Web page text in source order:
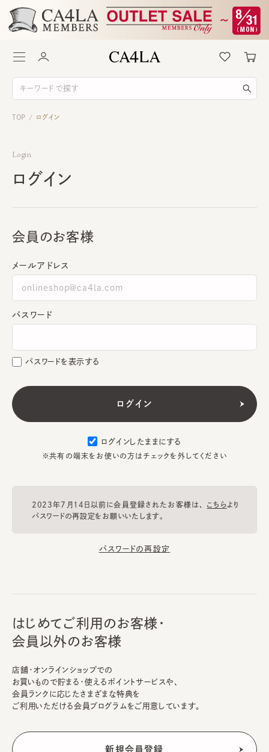
TOP / ログイン
Login
ログイン
会員のお客様
メールアドレス
パスワード
パスワードを表示する
ログインしたままにする
※共有の端末をお使いの方はチェックを外してください
2023年7月14日以前に会員登録されたお客様は、 こちらより
パスワードの再設定をお願いいたします。
パスワードの再設定
はじめてご利用のお客様・
会員以外のお客様
店舗・オンラインショップでの
お買いもので貯まる・使えるポイントサービスや、
会員ランクに応じたさまざまな特典を
ご利用いただける会員プログラムをご用意しています。